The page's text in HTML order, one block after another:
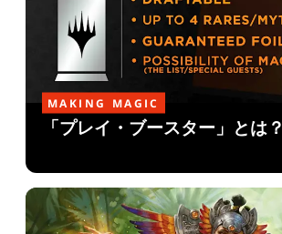
MAKING MAGIC
「プレイ・ブースター」とは？